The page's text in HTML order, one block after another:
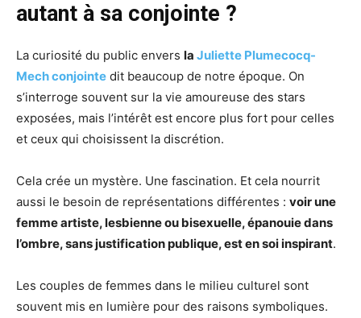
autant à sa conjointe ?
La curiosité du public envers la Juliette Plumecocq-
Mech conjointe dit beaucoup de notre époque. On
s’interroge souvent sur la vie amoureuse des stars
exposées, mais l’intérêt est encore plus fort pour celles
et ceux qui choisissent la discrétion.
Cela crée un mystère. Une fascination. Et cela nourrit
aussi le besoin de représentations différentes : voir une
femme artiste, lesbienne ou bisexuelle, épanouie dans
l’ombre, sans justification publique, est en soi inspirant.
Les couples de femmes dans le milieu culturel sont
souvent mis en lumière pour des raisons symboliques.